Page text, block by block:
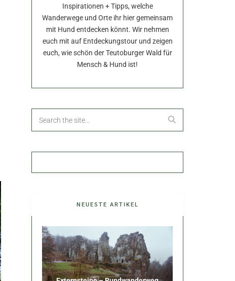
Inspirationen + Tipps, welche
Wanderwege und Orte ihr hier gemeinsam
mit Hund entdecken könnt. Wir nehmen
euch mit auf Entdeckungstour und zeigen
euch, wie schön der Teutoburger Wald für
Mensch & Hund ist!
NEUESTE ARTIKEL